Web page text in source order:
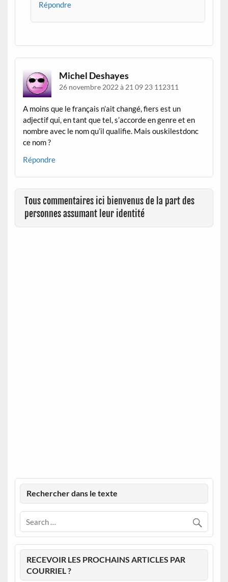
Répondre
Michel Deshayes
26 novembre 2022 à 21 09 23 112311
A moins que le français n’ait changé, fiers est un
adjectif qui, en tant que tel, s’accorde en genre et en
nombre avec le nom qu’il qualifie. Mais ouskilestdonc
ce nom ?
Répondre
Tous commentaires ici bienvenus de la part des
personnes assumant leur identité
Rechercher dans le texte
RECEVOIR LES PROCHAINS ARTICLES PAR
COURRIEL ?